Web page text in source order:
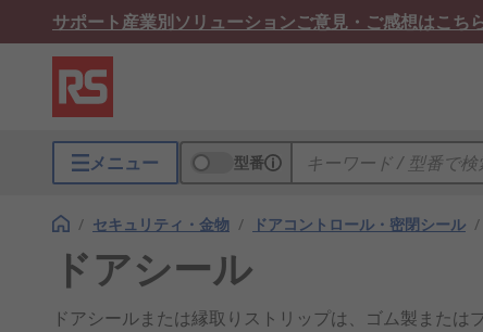
サポート産業別ソリューションご意見・ご感想はこち
メニュー 型番
/ セキュリティ・金物 / ドアコントロール・密閉シール /
ドアシール
ドアシールまたは縁取りストリップは、ゴム製また